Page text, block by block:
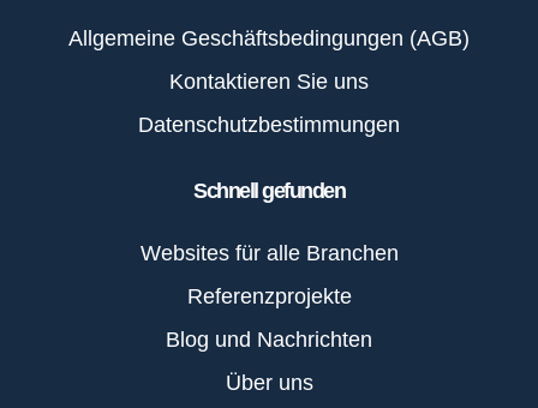
Allgemeine Geschäftsbedingungen (AGB)
Kontaktieren Sie uns
Datenschutzbestimmungen
Schnell gefunden
Websites für alle Branchen
Referenzprojekte
Blog und Nachrichten
Über uns